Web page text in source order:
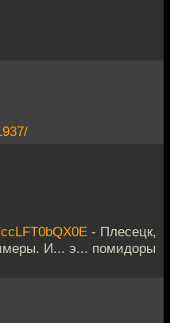
- Плесецк,
И... э... помидоры